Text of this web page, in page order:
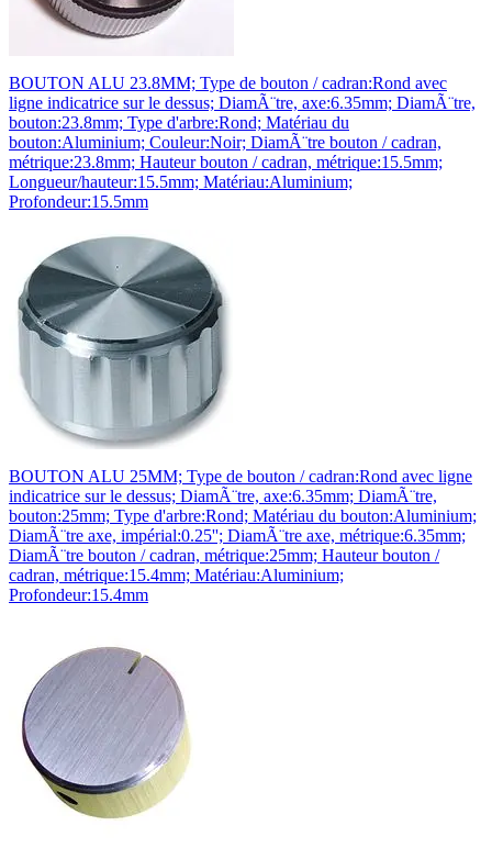
BOUTON ALU 23.8MM; Type de bouton / cadran:Rond avec
ligne indicatrice sur le dessus; DiamÃ¨tre, axe:6.35mm; DiamÃ¨tre,
bouton:23.8mm; Type d'arbre:Rond; Matériau du
bouton:Aluminium; Couleur:Noir; DiamÃ¨tre bouton / cadran,
métrique:23.8mm; Hauteur bouton / cadran, métrique:15.5mm;
Longueur/hauteur:15.5mm; Matériau:Aluminium;
Profondeur:15.5mm
BOUTON ALU 25MM; Type de bouton / cadran:Rond avec ligne
indicatrice sur le dessus; DiamÃ¨tre, axe:6.35mm; DiamÃ¨tre,
bouton:25mm; Type d'arbre:Rond; Matériau du bouton:Aluminium;
DiamÃ¨tre axe, impérial:0.25''; DiamÃ¨tre axe, métrique:6.35mm;
DiamÃ¨tre bouton / cadran, métrique:25mm; Hauteur bouton /
cadran, métrique:15.4mm; Matériau:Aluminium;
Profondeur:15.4mm